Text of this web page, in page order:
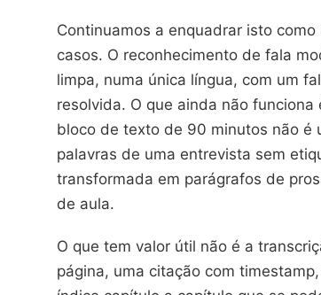
Continuamos a enquadrar isto
casos. O reconhecimento de fala
limpa, numa única língua, com um
resolvida. O que ainda não funciona
bloco de texto de 90 minutos não é
palavras de uma entrevista sem
transformada em parágrafos de
de aula.
O que tem valor útil não é a
página, uma citação com